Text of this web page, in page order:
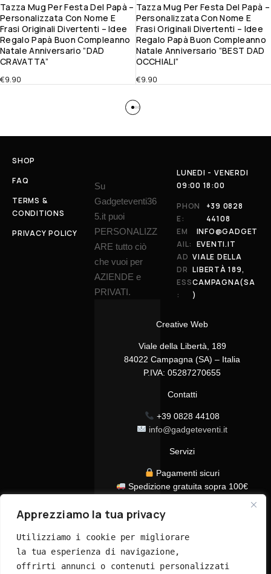
Apprezziamo la tua privacy
Utilizziamo i cookie per migliorare
la tua esperienza di navigazione,
offrirti annunci o contenuti personalizzati
Tazza Mug Per Festa Del Papà –
Personalizzata Con Nome E
Frasi Originali Divertenti – Idee
Regalo Papà Buon Compleanno
Natale Anniversario ”DAD
CRAVATTA”
€9.90
Tazza Mug Per Festa Del Papà –
Personalizzata Con Nome E
Frasi Originali Divertenti – Idee
Regalo Papà Buon Compleanno
Natale Anniversario ”BEST DAD
OCCHIALI”
€9.90
SHOP
FAQ
TERMS &
CONDITIONS
PRIVACY POLICY
Su
Gadgeteventi36
5.it puoi
PERSONALIZZ
ARE tutto ciò
che vuoi per
AZIENDE e
PRIVATI.
Creative Web
Viale della Libertà, 189
84022 Campagna (SA) – Italia
P.IVA: 05287270655
Contatti
+39 0828 44108
info@gadgeteventi.it
Servizi
Pagamenti sicuri
Spedizione gratuita sopra 100€
Assistenza clienti dedicata
LUNEDI - VENERDI
09:00 18:00
PHON
E:
+39 0828
44108
EM
AIL:
INFO@GADGET
EVENTI.IT
AD
DR
ESS
:
VIALE DELLA
LIBERTÀ 189,
CAMPAGNA(SA
)